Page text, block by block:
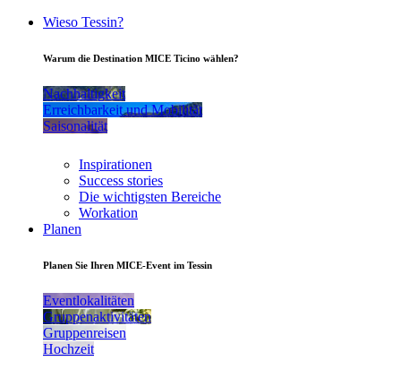
Wieso Tessin?
Warum die Destination MICE Ticino wählen?
Nachhaltigkeit
Erreichbarkeit und Mobilität
Saisonalität
Inspirationen
Success stories
Die wichtigsten Bereiche
Workation
Planen
Planen Sie Ihren MICE-Event im Tessin
Eventlokalitäten
Gruppenaktivitäten
Gruppenreisen
Hochzeit